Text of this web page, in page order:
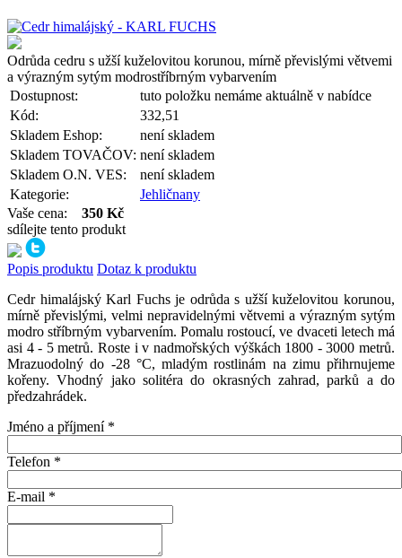
Odrůda cedru s užší kuželovitou korunou, mírně převislými větvemi
a výrazným sytým modrostříbrným vybarvením
Dostupnost:
tuto položku nemáme aktuálně v nabídce
Kód:
332,51
Skladem Eshop:
není skladem
Skladem TOVAČOV: není skladem
Skladem O.N. VES:
není skladem
Kategorie:
Jehličnany
Vaše cena: 350 Kč
sdílejte tento produkt
Popis produktu Dotaz k produktu
Cedr himalájský Karl Fuchs je odrůda s užší kuželovitou korunou,
mírně převislými, velmi nepravidelnými větvemi a výrazným sytým
modro stříbrným vybarvením. Pomalu rostoucí, ve dvaceti letech má
asi 4 - 5 metrů. Roste i v nadmořských výškách 1800 - 3000 metrů.
Mrazuodolný do -28 °C, mladým rostlinám na zimu přihrnujeme
kořeny. Vhodný jako solitéra do okrasných zahrad, parků a do
předzahrádek.
Jméno a příjmení *
Telefon *
E-mail *